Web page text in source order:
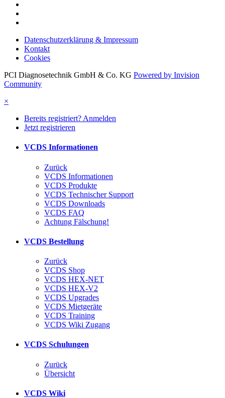
Datenschutzerklärung & Impressum
Kontakt
Cookies
PCI Diagnosetechnik GmbH & Co. KG Powered by Invision
Community
×
Bereits registriert? Anmelden
Jetzt registrieren
VCDS Informationen
Zurück
VCDS Informationen
VCDS Produkte
VCDS Technischer Support
VCDS Downloads
VCDS FAQ
Achtung Fälschung!
VCDS Bestellung
Zurück
VCDS Shop
VCDS HEX-NET
VCDS HEX-V2
VCDS Upgrades
VCDS Mietgeräte
VCDS Training
VCDS Wiki Zugang
VCDS Schulungen
Zurück
Übersicht
VCDS Wiki